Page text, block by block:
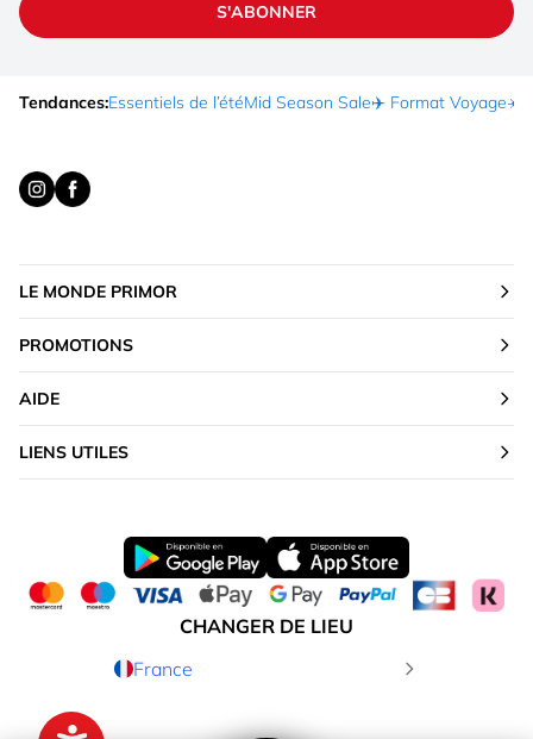
S'ABONNER
Tendances:Essentiels de l’étéMid Season Sale✈️ Format Voyage☀️
LE MONDE PRIMOR
PROMOTIONS
AIDE
LIENS UTILES
CHANGER DE LIEU
France